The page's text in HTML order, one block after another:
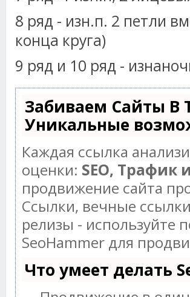
8 ряд - изн.п. 2 петли
конца круга)
9 ряд и 10 ряд -
Забиваем Сайты
Уникальные
Каждая ссылка
оценки: SEO, Трафик
продвижение сайта
Ссылки, вечные
релизы - используйте
SeoHammer для
Что умеет делать